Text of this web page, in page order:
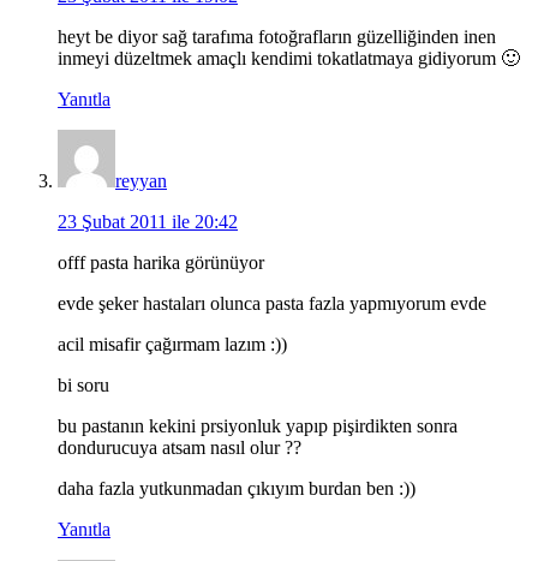
heyt be diyor sağ tarafıma fotoğrafların güzelliğinden inen
inmeyi düzeltmek amaçlı kendimi tokatlatmaya gidiyorum 🙂
Yanıtla
reyyan
23 Şubat 2011 ile 20:42
offf pasta harika görünüyor
evde şeker hastaları olunca pasta fazla yapmıyorum evde
acil misafir çağırmam lazım :))
bi soru
bu pastanın kekini prsiyonluk yapıp pişirdikten sonra
dondurucuya atsam nasıl olur ??
daha fazla yutkunmadan çıkıyım burdan ben :))
Yanıtla